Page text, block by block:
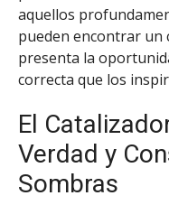
aquellos
pueden encontrar un
presenta la
correcta que los
El
Verdad y
Sombras